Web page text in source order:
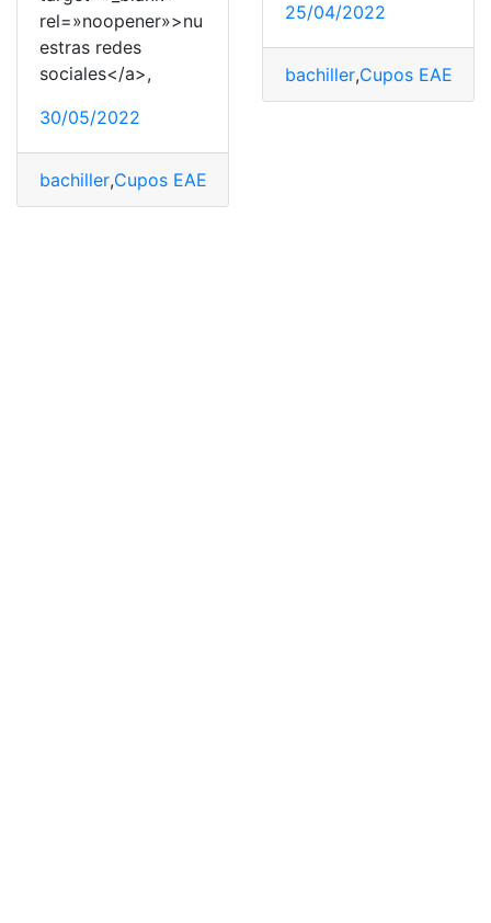
rel=»noopener»>nu
estras redes
sociales</a>,
30/05/2022
bachiller,Cupos EAES
25/04/2022
bachiller,Cupos EAES